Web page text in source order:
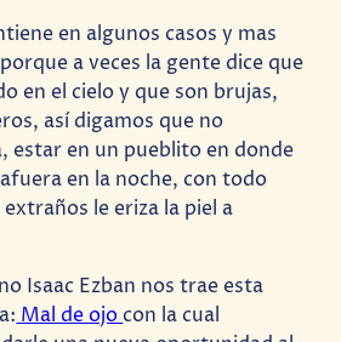
en algunos casos y mas
a veces la gente dice que
en el cielo y que son brujas,
así digamos que no
estar en un pueblito en donde
en la noche, con todo
le eriza la piel a
Isaac Ezban nos trae esta
Mal de ojocon la cual